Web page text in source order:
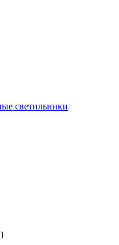
светильники